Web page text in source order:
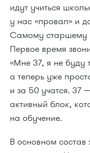
идут учиться
у нас «провал» и
Самому старшему
Первое время
«Мне 37, я не буду
а теперь уже
и за 50 учатся. 37
активный блок,
на обучение.
В основном